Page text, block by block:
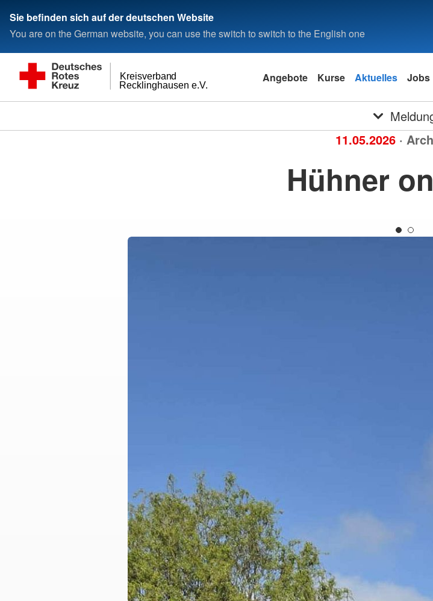
Sie befinden sich auf der deutschen Website
You are on the German website, you can use the switch to switch to the English one
Recklinghausen e.V.
Kreisverband Angebote Kurse Aktuelles Jobs
11.05.2026 ·
Hühner